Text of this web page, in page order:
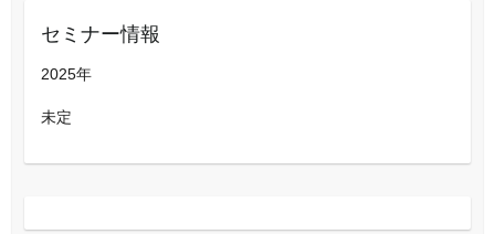
セミナー情報
2025年
未定